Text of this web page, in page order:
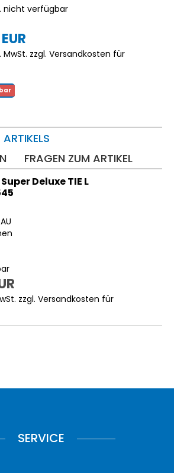
nicht verfügbar
zzgl. Versandkosten für
FRAGEN ZUM ARTIKEL
Deluxe TIE L
zzgl. Versandkosten für
SERVICE